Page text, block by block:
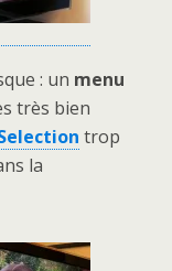
: un menu
très bien
trop
la